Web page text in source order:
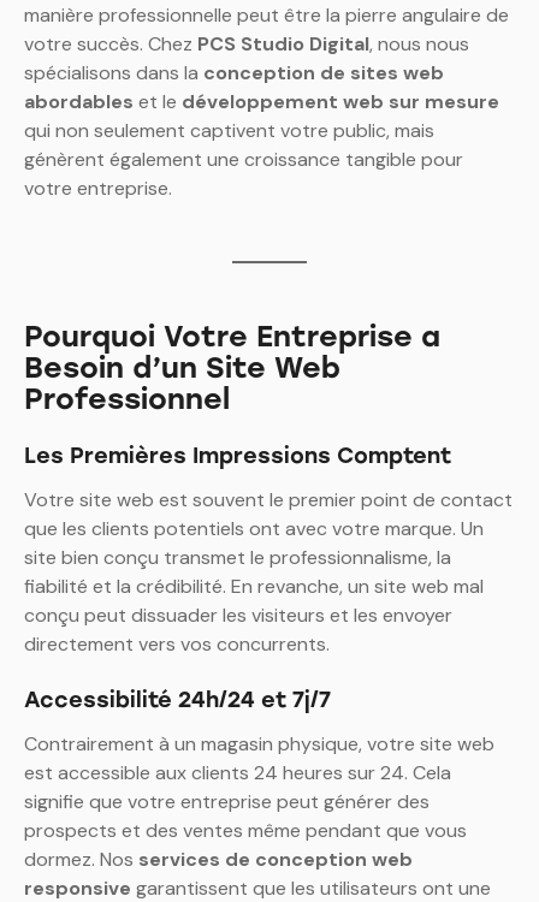
manière professionnelle peut être la pierre angulaire de
votre succès. Chez PCS Studio Digital, nous nous
spécialisons dans la conception de sites web
abordables et le développement web sur mesure
qui non seulement captivent votre public, mais
génèrent également une croissance tangible pour
votre entreprise.
Pourquoi Votre Entreprise a
Besoin d’un Site Web
Professionnel
Les Premières Impressions Comptent
Votre site web est souvent le premier point de contact
que les clients potentiels ont avec votre marque. Un
site bien conçu transmet le professionnalisme, la
fiabilité et la crédibilité. En revanche, un site web mal
conçu peut dissuader les visiteurs et les envoyer
directement vers vos concurrents.
Accessibilité 24h/24 et 7j/7
Contrairement à un magasin physique, votre site web
est accessible aux clients 24 heures sur 24. Cela
signifie que votre entreprise peut générer des
prospects et des ventes même pendant que vous
dormez. Nos services de conception web
responsive garantissent que les utilisateurs ont une